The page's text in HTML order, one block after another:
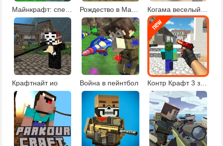
Майнкрафт: спецназ против зомби
Крафтнайт ио Война в пейнтбол Контр Крафт 3 зомби